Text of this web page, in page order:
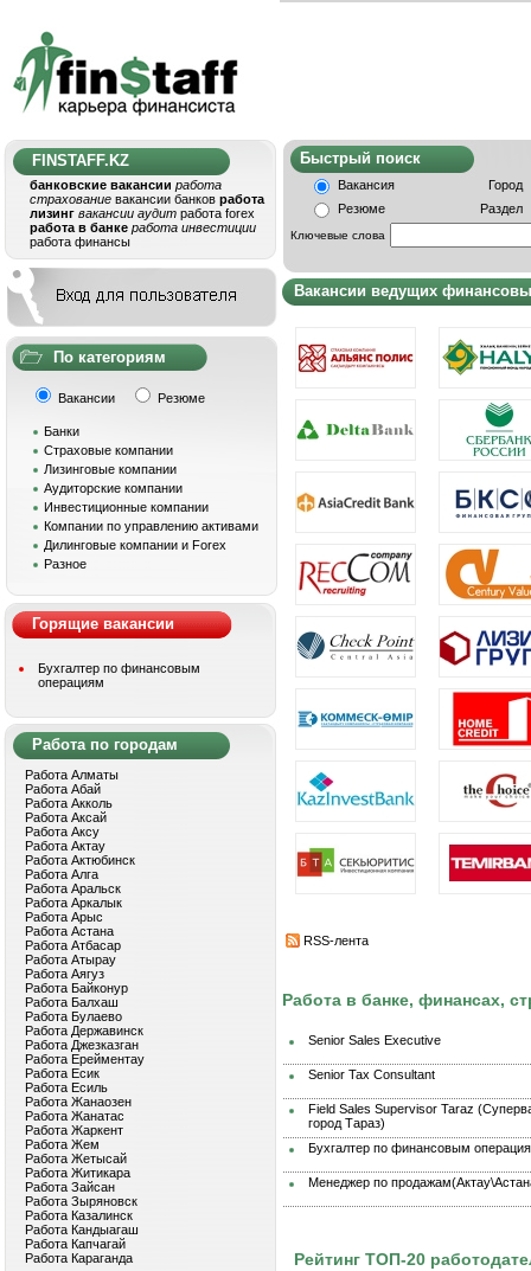
FINSTAFF.KZ
банковские вакансии работа
страхование вакансии банков работа
лизинг вакансии аудит работа forex
работа в банке работа инвестиции
работа финансы
По категориям
Вакансии Резюме
Банки
Страховые компании
Лизинговые компании
Аудиторские компании
Инвестиционные компании
Компании по управлению активами
Дилинговые компании и Forex
Разное
Горящие вакансии
Бухгалтер по финансовым
операциям
Работа по городам
Работа Алматы
Работа Абай
Работа Акколь
Работа Аксай
Работа Аксу
Работа Актау
Работа Актюбинск
Работа Алга
Работа Аральск
Работа Аркалык
Работа Арыс
Работа Астана
Работа Атбасар
Работа Атырау
Работа Аягуз
Работа Байконур
Работа Балхаш
Работа Булаево
Работа Державинск
Работа Джезказган
Работа Ерейментау
Работа Есик
Работа Есиль
Работа Жанаозен
Работа Жанатас
Работа Жаркент
Работа Жем
Работа Жетысай
Работа Житикара
Работа Зайсан
Работа Зыряновск
Работа Казалинск
Работа Кандыагаш
Работа Капчагай
Работа Караганда
Быстрый
Вакансия
Город
Резюме
Раздел
Ключевые слова
Вакансии ведущих
RSS-лента
Работа в банке, финансах,
Senior Sales Executive
Senior Tax Consultant
Field Sales Supervisor Taraz
город Тараз)
Бухгалтер по финансовым
Менеджер по
Рейтинг ТОП-20